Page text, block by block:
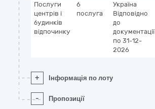
Послуги
центрів і
будинків
відпочинку
6
послуга
Україна
Відповідно
до
документації
по 31-12-
2026
+ Інформація по лоту
- Пропозиції